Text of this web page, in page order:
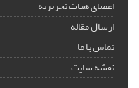
اعضای هیات تحریریه
ارسال مقاله
تماس با ما
نقشه سایت